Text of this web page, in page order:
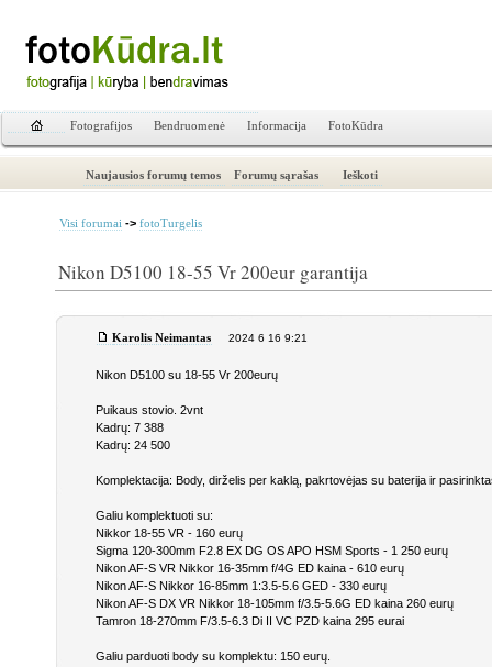
Fotografijos Bendruomenė Informacija FotoKūdra
Naujausios forumų temos Forumų sąrašas Ieškoti
Visi forumai -> fotoTurgelis
Nikon D5100 18-55 Vr 200eur garantija
Karolis Neimantas 2024 6 16 9:21
Nikon D5100 su 18-55 Vr 200eurų
Puikaus stovio. 2vnt
Kadrų: 7 388
Kadrų: 24 500
Komplektacija: Body, dirželis per kaklą, pakrtovėjas su baterija ir
Galiu komplektuoti su:
Nikkor 18-55 VR - 160 eurų
Sigma 120-300mm F2.8 EX DG OS APO HSM Sports - 1 250 eurų
Nikon AF-S VR Nikkor 16-35mm f/4G ED kaina - 610 eurų
Nikon AF-S Nikkor 16-85mm 1:3.5-5.6 GED - 330 eurų
Nikon AF-S DX VR Nikkor 18-105mm f/3.5-5.6G ED kaina 260 eurų
Tamron 18-270mm F/3.5-6.3 Di II VC PZD kaina 295 eurai
Galiu parduoti body su komplektu: 150 eurų.